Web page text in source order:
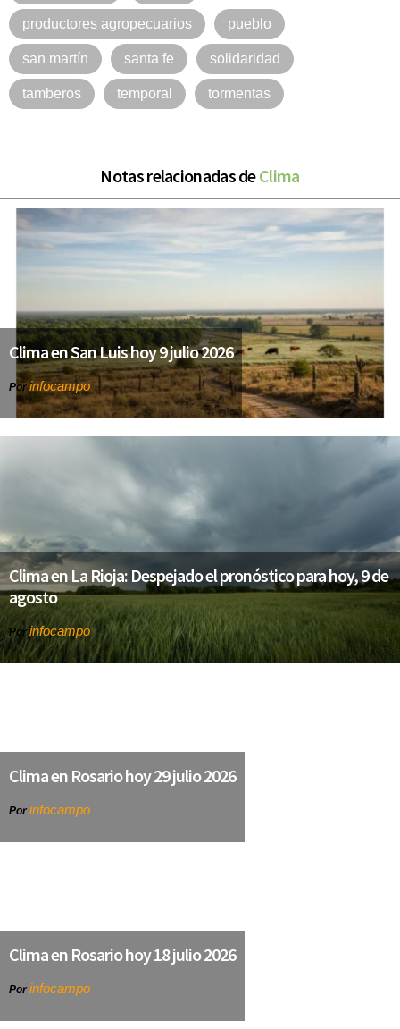
productores agropecuarios pueblo
san martín santa fe solidaridad
tamberos temporal tormentas
Notas relacionadas deClima
Clima en San Luis hoy 9 julio 2026
Porinfocampo
Clima en La Rioja: Despejado el pronóstico para hoy, 9 de
agosto
Porinfocampo
Clima en Rosario hoy 29 julio 2026
Por infocampo
Clima en Rosario hoy 18 julio 2026
Por infocampo